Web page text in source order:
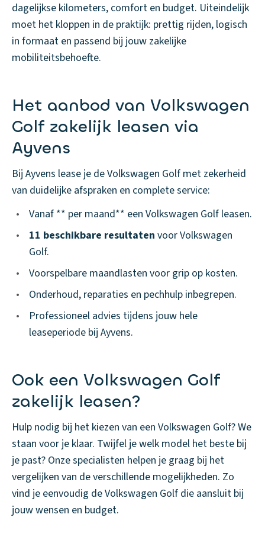
dagelijkse kilometers, comfort en budget. Uiteindelijk
moet het kloppen in de praktijk: prettig rijden, logisch
in formaat en passend bij jouw zakelijke
mobiliteitsbehoefte.
Het aanbod van Volkswagen
Golf zakelijk leasen via
Ayvens
Bij Ayvens lease je de Volkswagen Golf met zekerheid
van duidelijke afspraken en complete service:
•
Vanaf ** per maand** een Volkswagen Golf leasen.
•
11 beschikbare resultaten voor Volkswagen
Golf.
•
Voorspelbare maandlasten voor grip op kosten.
•
Onderhoud, reparaties en pechhulp inbegrepen.
•
Professioneel advies tijdens jouw hele
leaseperiode bij Ayvens.
Ook een Volkswagen Golf
zakelijk leasen?
Hulp nodig bij het kiezen van een Volkswagen Golf? We
staan voor je klaar. Twijfel je welk model het beste bij
je past? Onze specialisten helpen je graag bij het
vergelijken van de verschillende mogelijkheden. Zo
vind je eenvoudig de Volkswagen Golf die aansluit bij
jouw wensen en budget.